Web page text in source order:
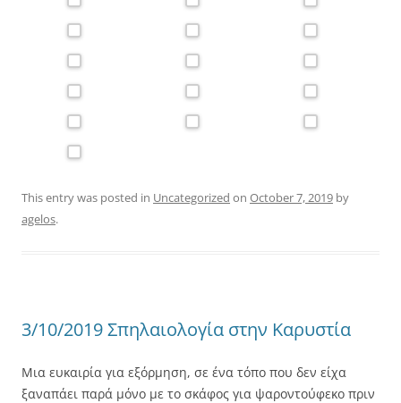
This entry was posted in Uncategorized on October 7, 2019 by
agelos.
3/10/2019 Σπηλαιολογία στην Καρυστία
Μια ευκαιρία για εξόρμηση, σε ένα τόπο που δεν είχα
ξαναπάει παρά μόνο με το σκάφος για ψαροντούφεκο πριν